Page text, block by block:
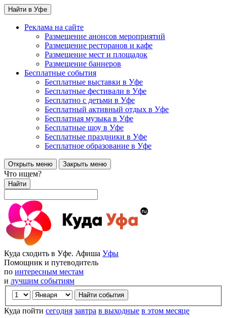
Найти в Уфе
Реклама на сайте
Размещение анонсов мероприятий
Размещение ресторанов и кафе
Размещение мест и площадок
Размещение баннеров
Бесплатные события
Бесплатные выставки в Уфе
Бесплатные фестивали в Уфе
Бесплатно с детьми в Уфе
Бесплатный активный отдых в Уфе
Бесплатная музыка в Уфе
Бесплатные шоу в Уфе
Бесплатные праздники в Уфе
Бесплатное образование в Уфе
Открыть меню Закрыть меню
Что ищем?
Найти
Куда сходить в Уфе. Афиша Уфы
Помощник и путеводитель
по интересным местам
и лучшим событиям
Куда пойти сегодня завтра в выходные в этом месяце